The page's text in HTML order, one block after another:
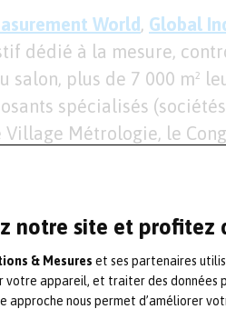
notre site et profitez
& Mesures et ses partenaires
votre appareil, et traiter des données
approche nous permet d’améliorer
World , Global
dédié à la mesure,
salon, plus de 7 000 m²
spécialisés
Village Métrologie, le
contrôle,
en ligne, en atelier, in